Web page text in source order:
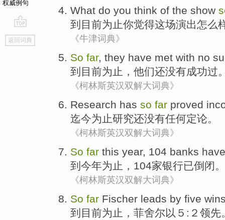
权威例句
go
top
返回词典
What do you think of the show
到目前为止你觉得这场演出怎么
《牛津词典》
So far, they have met with no
到目前为止 ， 他们还没有成功过
《柯林斯英汉双解大词典》
Research has so far proved
迄今为止研究还没有任何定论。
《柯林斯英汉双解大词典》
So far this year, 104 banks have
到 今年为止 ，104家银行已倒闭。
《柯林斯英汉双解大词典》
So far Fischer leads by five
到目前为止 ，菲舍尔以５:２领先